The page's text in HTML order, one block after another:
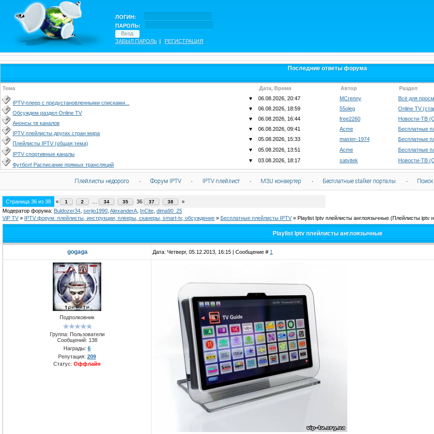
ЛОГИН:
ПАРОЛЬ:
ЗАБЫЛ ПАРОЛЬ | РЕГИСТРАЦИЯ
Последние ответы форума
Тема Дата, Время Автор Раздел
IPTV-плеер с предустановленными списками...
▼ 06.08.2026, 20:47 MCrenny Всё для
Обсуждем раздел Online TV
▼ 06.08.2026, 18:59 55oleg Online TV
Анонсы тв каналов
▼ 06.08.2026, 16:44 free2260 Новости-ТВ
IPTV плейлисты других стран мира
▼ 06.08.2026, 09:41 Acme Бесплатные
Плейлисты IPTV (общая тема)
▼ 05.08.2026, 15:33 master-1974 Бесплатные
IPTV спортивные каналы
▼ 05.08.2026, 13:51 Acme Бесплатные
Футбол! Расписание прямых трансляций
▼ 03.08.2026, 18:17 satvitek Новости-ТВ
Плейлисты недорого · Форум IPTV · IPTV плейлист · M3U конвертер · Бесплатные stalker порталы · Поиск
Страница 36 из 38 « 1 2 34 35 36 37 38
»
Модератор форума: Buldozer34 serjio1990 AlexanderA InCite dima90_25
ViP TV » IPTV форум: плейлисты, инструкции, плееры, сканеры, smart-tv, обсуждение » Бесплатные плейлисты IPTV » Playlist Iptv плейлисты англоязычные (Плейлисты iptv
Playlist Iptv плейлисты англоязычные
gogaga Дата: Четверг, 05.12.2013, 16:15 | Сообщение # 1
Подполковник
Группа: Пользователи
Сообщений: 138
Награды: 6
Репутация: 209
Статус: Оффлайн